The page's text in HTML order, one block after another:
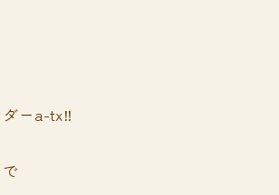
ダーa-tx‼️